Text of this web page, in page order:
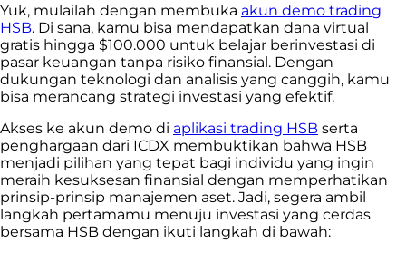
Yuk, mulailah dengan membuka akun demo trading
HSB. Di sana, kamu bisa mendapatkan dana virtual
gratis hingga $100.000 untuk belajar berinvestasi di
pasar keuangan tanpa risiko finansial. Dengan
dukungan teknologi dan analisis yang canggih, kamu
bisa merancang strategi investasi yang efektif.
Akses ke akun demo di aplikasi trading HSB serta
penghargaan dari ICDX membuktikan bahwa HSB
menjadi pilihan yang tepat bagi individu yang ingin
meraih kesuksesan finansial dengan memperhatikan
prinsip-prinsip manajemen aset. Jadi, segera ambil
langkah pertamamu menuju investasi yang cerdas
bersama HSB dengan ikuti langkah di bawah: